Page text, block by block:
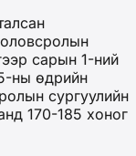
сарын 1-ний
ны өдрийн
сургуулийн
170-185 хоног